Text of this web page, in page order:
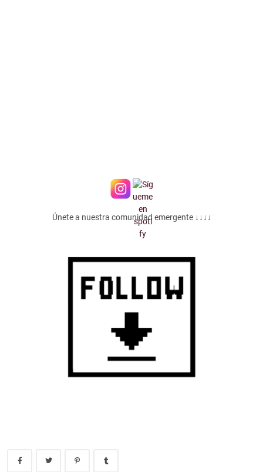
Únete a nuestra comunidad emergente ↓↓↓↓